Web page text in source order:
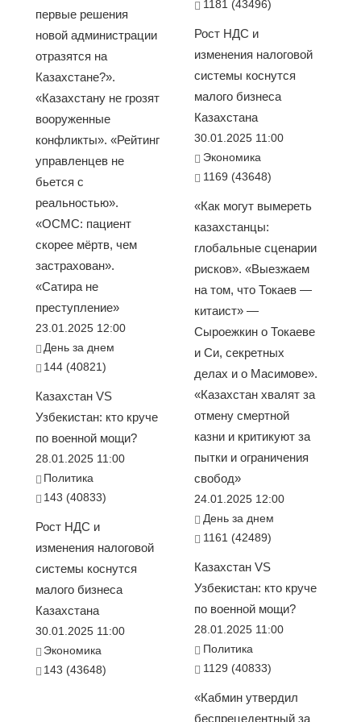
первые решения
новой администрации
отразятся на
Казахстане?».
«Казахстану не грозят
вооруженные
конфликты». «Рейтинг
управленцев не
бьется с
реальностью».
«ОСМС: пациент
скорее мёртв, чем
застрахован».
«Сатира не
преступление»
23.01.2025 12:00
День за днем
144 (40821)
Казахстан VS
Узбекистан: кто круче
по военной мощи?
28.01.2025 11:00
Политика
143 (40833)
Рост НДС и
изменения налоговой
системы коснутся
малого бизнеса
Казахстана
30.01.2025 11:00
Экономика
143 (43648)
1181 (43496)
Рост НДС и
изменения налоговой
системы коснутся
малого бизнеса
Казахстана
30.01.2025 11:00
Экономика
1169 (43648)
«Как могут вымереть
казахстанцы:
глобальные сценарии
рисков». «Выезжаем
на том, что Токаев —
китаист» —
Сыроежкин о Токаеве
и Си, секретных
делах и о Масимове».
«Казахстан хвалят за
отмену смертной
казни и критикуют за
пытки и ограничения
свобод»
24.01.2025 12:00
День за днем
1161 (42489)
Казахстан VS
Узбекистан: кто круче
по военной мощи?
28.01.2025 11:00
Политика
1129 (40833)
«Кабмин утвердил
беспрецедентный за